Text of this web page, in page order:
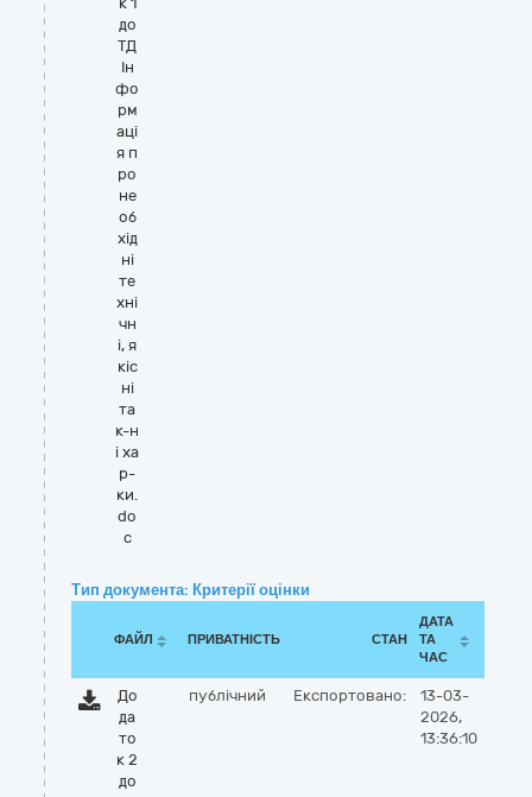
до
ТД
Ін
фо
рм
аці
я п
ро
не
об
хід
ні
те
хні
чн
і, я
кіс
ні
та
к-н
і ха
р-
ки.
do
c
Тип документа: Критерії оцінки
ФАЙЛ ПРИВАТНІСТЬ СТАН
ДАТА
ТА
ЧАС
До
да
то
к 2
до
публічний Експортовано:
13-03-
2026,
13:36:10